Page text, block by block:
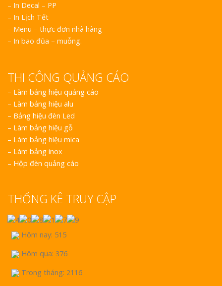
– In Decal – PP
– In Lịch Tết
– Menu – thực đơn nhà hàng
– In bao đũa – muỗng.
THI CÔNG QUẢNG CÁO
– Làm bảng hiệu quảng cáo
– Làm bảng hiệu alu
– Bảng hiệu đèn Led
– Làm bảng hiệu gỗ
– Làm bảng hiệu mica
– Làm bảng inox
– Hộp đèn quảng cáo
THỐNG KÊ TRUY CẬP
Hôm nay: 515
Hôm qua: 376
Trong tháng: 2116